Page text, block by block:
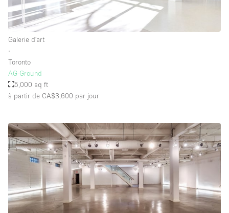
Galerie d'art
∙
Toronto
AG-Ground
5,000 sq ft
à partir de CA$3,600 par jour